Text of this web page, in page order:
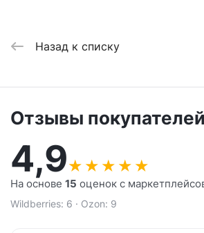
Назад к списку
Отзывы покупателей
4,9★ ★ ★ ★ ★
На основе 15 оценок с
Wildberries: 6 · Ozon: 9